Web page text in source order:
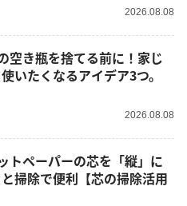
2026.08.08
いたくなるアイデア3つ。
2026.08.08
掃除で便利【芯の掃除活用